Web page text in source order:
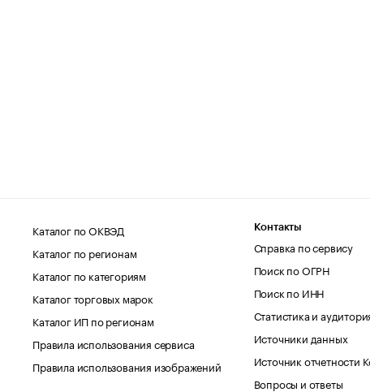
Каталог по ОКВЭД
Каталог по регионам
Каталог по категориям
Каталог торговых марок
Каталог ИП по регионам
Правила использования сервиса
Правила использования изображений
Контакты
Справка по сервису
Поиск по ОГРН
Поиск по ИНН
Статистика и
Источники данных
Источник отчетности
Вопросы и ответы